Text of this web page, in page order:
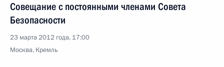
Совещание с постоянными членами Совета
Безопасности
23 марта 2012 года, 17:00
Москва, Кремль